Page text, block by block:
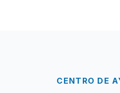
CENTRO DE